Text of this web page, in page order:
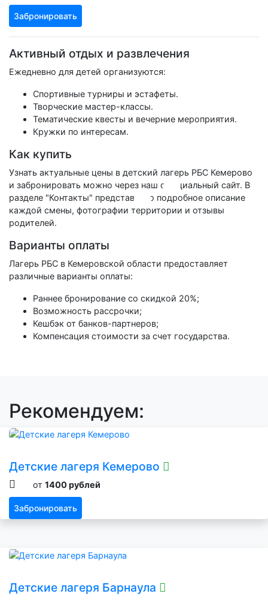
Забронировать
Активный отдых и развлечения
Ежедневно для детей организуются:
Спортивные турниры и эстафеты.
Творческие мастер-классы.
Тематические квесты и вечерние мероприятия.
Кружки по интересам.
Как купить
Узнать актуальные цены в детский лагерь РБС Кемерово
и забронировать можно через наш официальный сайт. В
разделе "Контакты" представлено подробное описание
каждой смены, фотографии территории и отзывы
родителей.
Варианты оплаты
Лагерь РБС в Кемеровской области предоставляет
различные варианты оплаты:
Раннее бронирование со скидкой 20%;
Возможность рассрочки;
Кешбэк от банков-партнеров;
Компенсация стоимости за счет государства.
Рекомендуем:
Детские лагеря Кемерово
от 1400 рублей
Забронировать
Детские лагеря Барнаула